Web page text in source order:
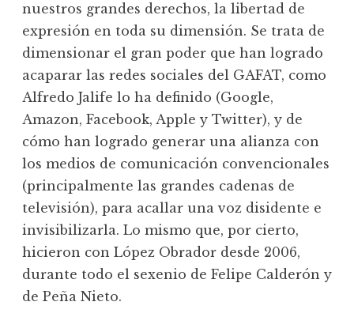
nuestros grandes derechos, la libertad de
expresión en toda su dimensión. Se trata de
dimensionar el gran poder que han logrado
acaparar las redes sociales del GAFAT, como
Alfredo Jalife lo ha definido (Google,
Amazon, Facebook, Apple y Twitter), y de
cómo han logrado generar una alianza con
los medios de comunicación convencionales
(principalmente las grandes cadenas de
televisión), para acallar una voz disidente e
invisibilizarla. Lo mismo que, por cierto,
hicieron con López Obrador desde 2006,
durante todo el sexenio de Felipe Calderón y
de Peña Nieto.